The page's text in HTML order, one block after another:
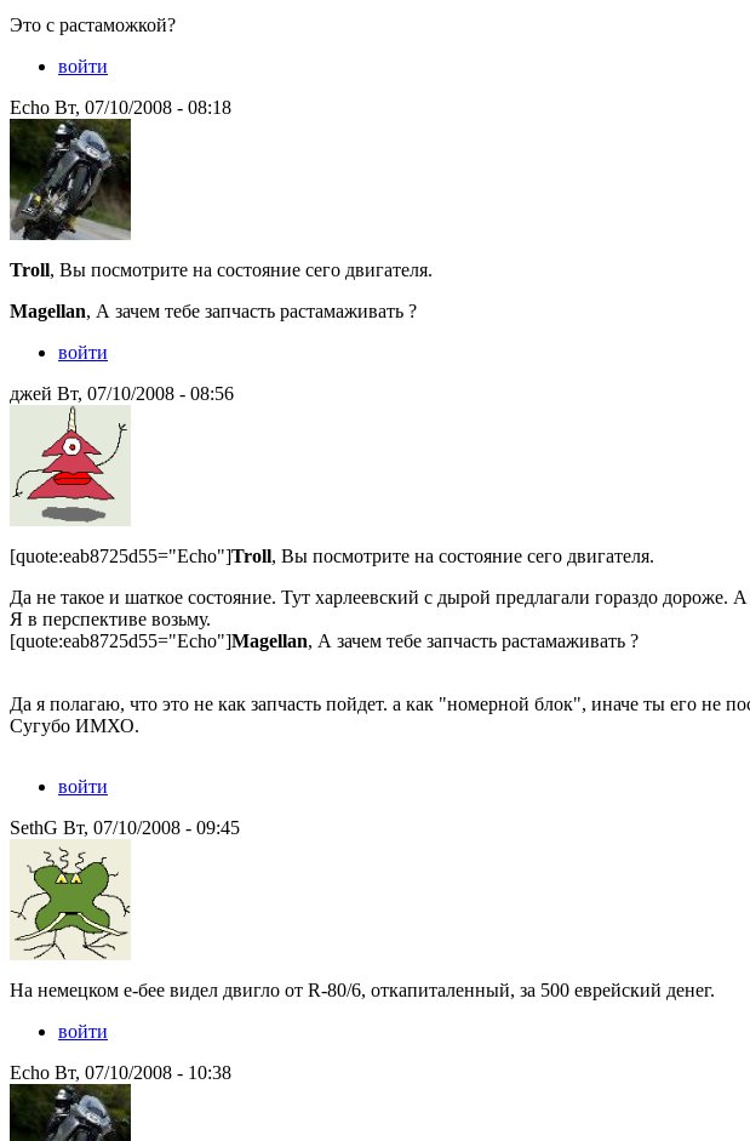
Это с растаможкой?
войти
Echo Вт, 07/10/2008 - 08:18
Troll, Вы посмотрите на состояние сего двигателя.
Magellan, А зачем тебе запчасть растамаживать ?
войти
джей Вт, 07/10/2008 - 08:56
[quote:eab8725d55="Echo"]Troll, Вы посмотрите на состояние сего двигателя.
Да не такое и шаткое состояние. Тут харлеевский с дырой предлагали гораздо дороже.
Я в перспективе возьму.
[quote:eab8725d55="Echo"]Magellan, А зачем тебе запчасть растамаживать ?
Да я полагаю, что это не как запчасть пойдет. а как "номерной блок", иначе ты его не
Сугубо ИМХО.
войти
SethG Вт, 07/10/2008 - 09:45
На немецком е-бее видел двигло от R-80/6, откапиталенный, за 500 еврейский денег.
войти
Echo Вт, 07/10/2008 - 10:38